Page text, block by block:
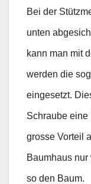
Bei der
unten
kann man mit
werden die
eingesetzt.
Schraube eine
grosse Vorteil
Baumhaus
so den Baum.